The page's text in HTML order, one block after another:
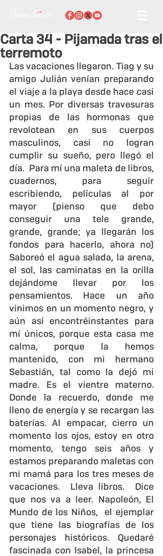
Carta 34 - Pijamada tras el
terremoto
Las vacaciones llegaron. Tiag y su
amigo Julián venían preparando
el viaje a la playa desde hace casi
un mes. Por diversas travesuras
propias de las hormonas que
revolotean en sus cuerpos
masculinos, casi no logran
cumplir su sueño, pero llegó el
día.  Para mí una maleta de libros,
cuadernos, para seguir
escribiendo, películas al por
mayor (pienso que debo
conseguir una tele grande,
grande, grande; ya llegarán los
fondos para hacerlo, ahora no)
Saboreó el agua salada, la arena,
el sol, las caminatas en la orilla
dejándome llevar por los
pensamientos. Hace un año
vinimos en un momento negro, y
aún así encontréinstantes para
mí únicos, porque esta casa me
calma, porque la hemos
mantenido, con mi hermano
Sebastián, tal como la dejó mi
madre. Es el vientre materno.
Donde la recuerdo, donde me
lleno de energía y se recargan las
baterías. Al empacar, cierro un
momento los ojos, estoy en otro
momento, tengo seis años y
estamos preparando maletas con
mi mamá para los tres meses de
vacaciones.  Lleva libros.  Dice
que nos va a leer. Napoleón, El
Mundo de los Niños,  el ejemplar
que tiene las biografías de los
personajes históricos. Quedaré
fascinada con Isabel, la princesa